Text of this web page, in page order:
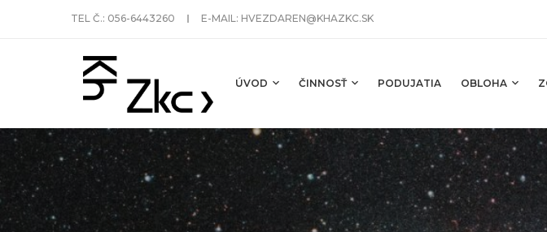
TEL Č.: 056-6443260 E-MAIL: HVEZDAREN@KHAZKC.SK
ÚVOD ČINNOSŤ PODUJATIA OBLOHA